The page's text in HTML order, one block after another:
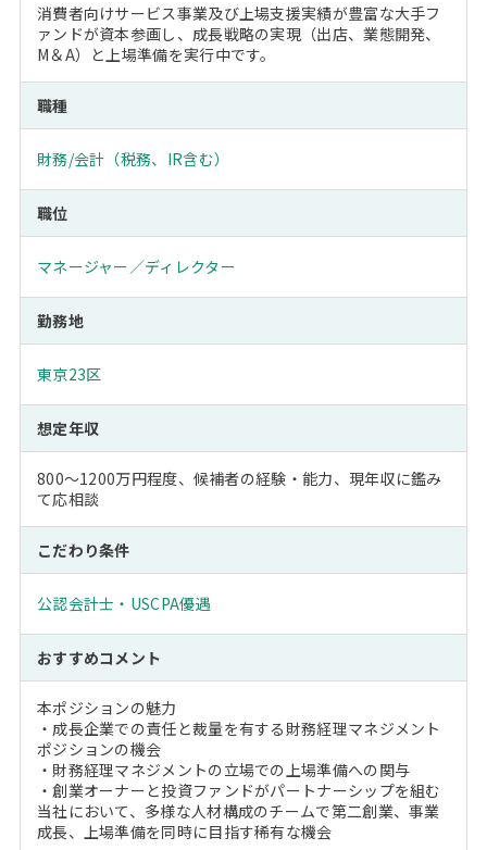
消費者向けサービス事業及び上場支援実績が豊富な大手フ
ァンドが資本参画し、成長戦略の実現（出店、業態開発、
M＆A）と上場準備を実行中です。
職種
財務/会計（税務、IR含む）
職位
マネージャー／ディレクター
勤務地
東京23区
想定年収
800～1200万円程度、候補者の経験・能力、現年収に鑑み
て応相談
こだわり条件
公認会計士・USCPA優遇
おすすめコメント
本ポジションの魅力
・成長企業での責任と裁量を有する財務経理マネジメント
ポジションの機会
・財務経理マネジメントの立場での上場準備への関与
・創業オーナーと投資ファンドがパートナーシップを組む
当社において、多様な人材構成のチームで第二創業、事業
成長、上場準備を同時に目指す稀有な機会